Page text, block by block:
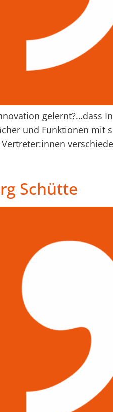
gelernt?…dass
und Funktionen mit
Schütte